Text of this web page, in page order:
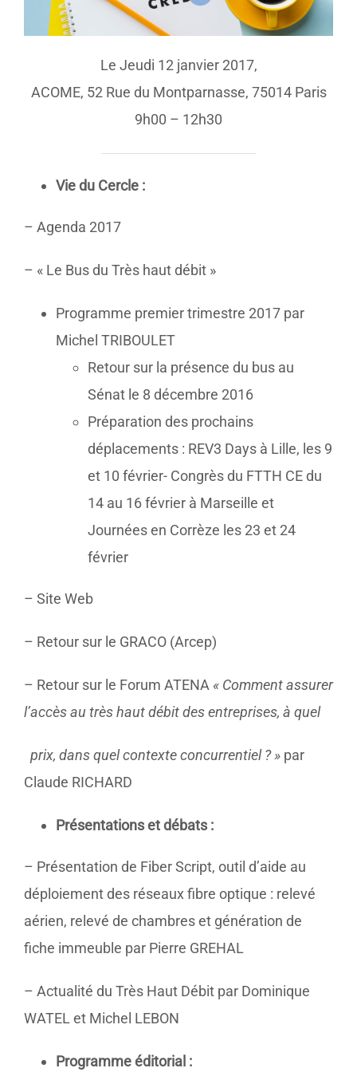
Le Jeudi ­12 janvier 2017,
ACOME, 52 Rue du Montparnasse, 75014 Paris
9h00 – 12h30
Vie du Cercle :
– Agenda 2017
– « Le Bus du Très haut débit »
Programme premier trimestre 2017 par
Michel TRIBOULET
Retour sur la présence du bus au
Sénat le 8 décembre 2016
Préparation des prochains
déplacements : REV3 Days à Lille, les 9
et 10 février- Congrès du FTTH CE du
14 au 16 février à Marseille et
Journées en Corrèze les 23 et 24
février
– Site Web
– Retour sur le GRACO (Arcep)
– Retour sur le Forum ATENA « Comment assurer
l’accès au très haut débit des entreprises, à quel
prix, dans quel contexte concurrentiel ? »par
Claude RICHARD
Présentations et débats :
– Présentation de Fiber Script, outil d’aide au
déploiement des réseaux fibre optique : relevé
aérien, relevé de chambres et génération de
fiche immeuble par Pierre GREHAL
– Actualité du Très Haut Débit par Dominique
WATEL et Michel LEBON
Programme éditorial :